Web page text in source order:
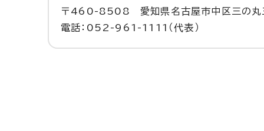
〒460-8508 愛知県名古屋市中区三の丸
電話：052-961-1111（代表）